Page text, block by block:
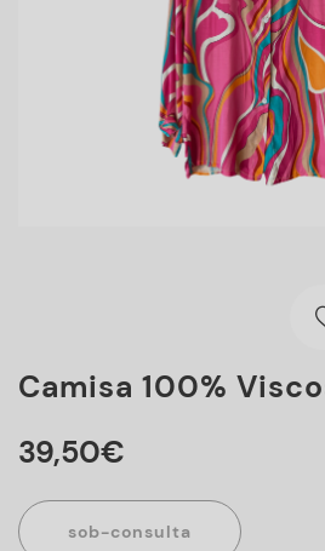
Camisa 100%
39,50€
sob-consulta